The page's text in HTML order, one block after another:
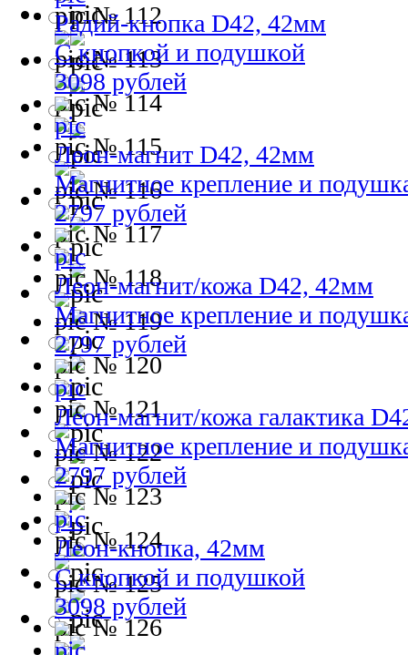
№ 112
№ 113
№ 114
№ 115
№ 116
№ 117
№ 118
№ 119
№ 120
№ 121
№ 122
№ 123
№ 124
№ 125
№ 126
Радий-кнопка D42, 42мм
С кнопкой и подушкой
3098 рублей
Леон-магнит D42, 42мм
Магнитное крепление и
2797 рублей
Леон-магнит/кожа D42, 42мм
Магнитное крепление и
2797 рублей
Леон-магнит/кожа галактика
Магнитное крепление и
2797 рублей
Леон-кнопка, 42мм
С кнопкой и подушкой
3098 рублей